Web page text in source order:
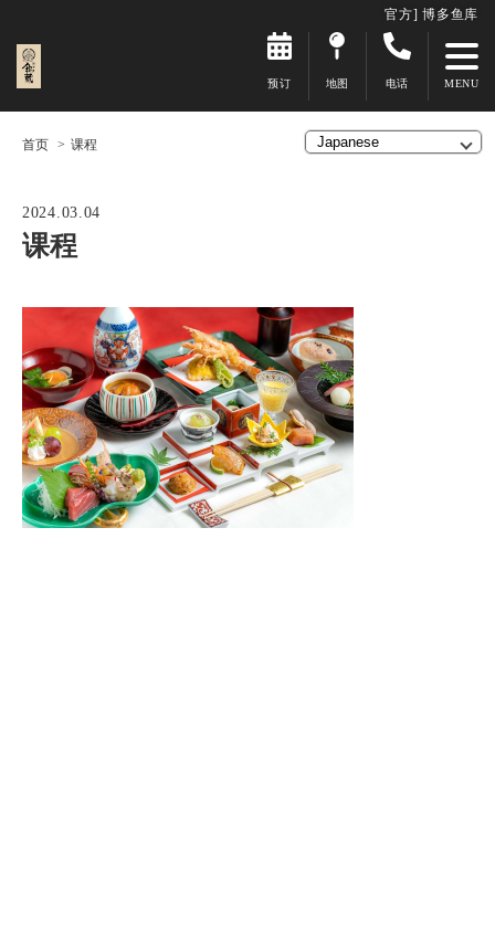
官方] 博多鱼库
预订 地图 电话
首页 课程
2024.03.04
课程